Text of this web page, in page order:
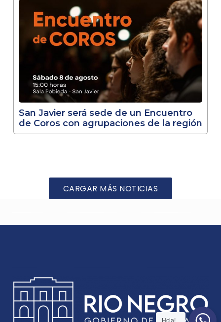
San Javier será sede de un Encuentro
de Coros con agrupaciones de la región
CARGAR MÁS NOTICIAS
Hola!